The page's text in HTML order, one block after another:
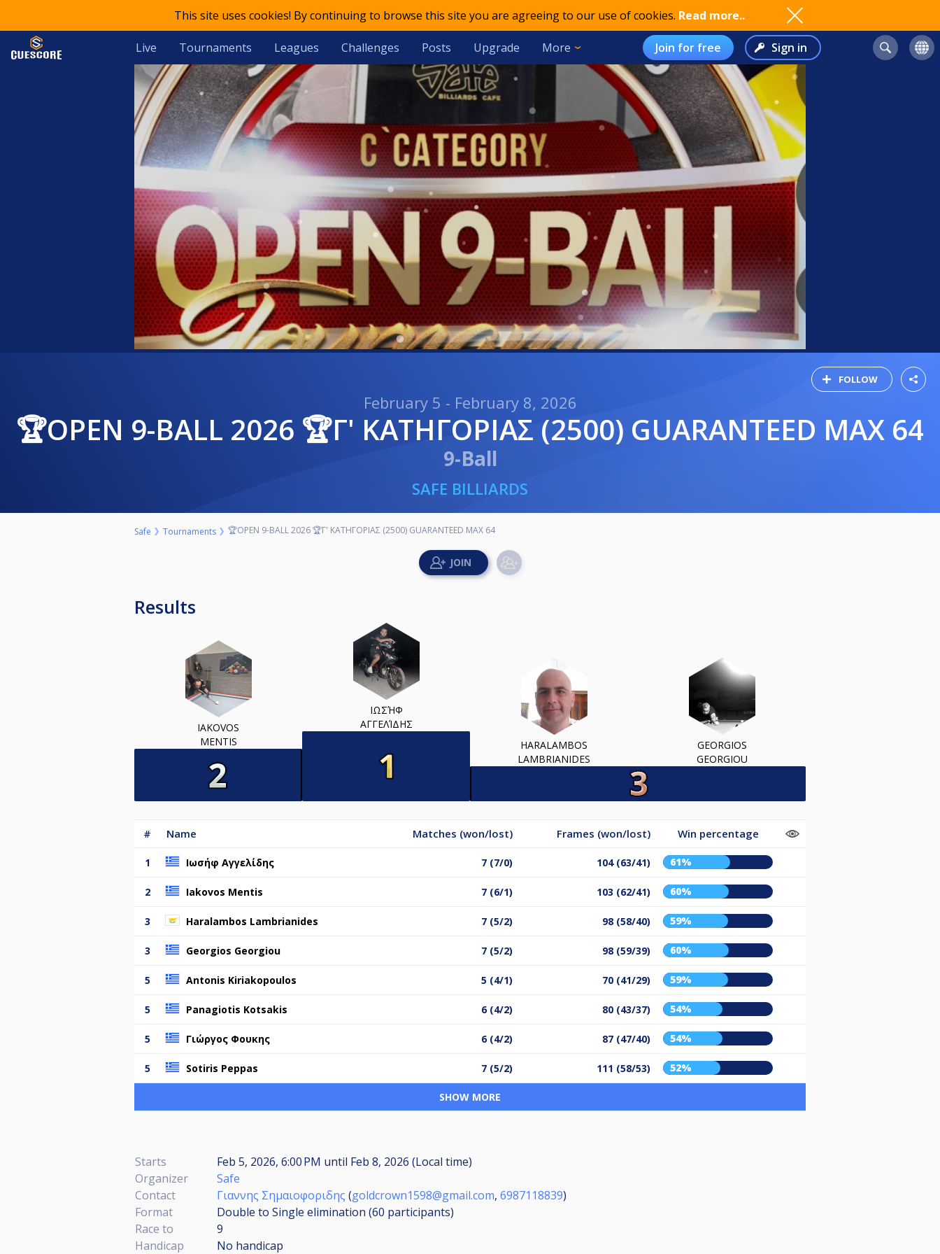
This site uses cookies! By continuing to browse this site you are agreeing to our use of cookies. Read more..
Live Tournaments Leagues Challenges Posts Upgrade More Join for free Sign in
FOLLOW
February 5 - February 8, 2026
🏆OPEN 9-BALL 2026 🏆Γ' ΚΑΤΗΓΟΡΙΑΣ (2500) GUARANTEED MAX 64
9-Ball
SAFE BILLIARDS
Safe Tournaments 🏆OPEN 9-BALL 2026 🏆Γ' ΚΑΤΗΓΟΡΙΑΣ (2500) GUARANTEED MAX 64
Results
IAKOVOS
MENTIS
ΙΩΣΉΦ
ΑΓΓΕΛΊΔΗΣ
HARALAMBOS
LAMBRIANIDES
GEORGIOS
GEORGIOU
# Name Matches (won/lost) Frames (won/lost) Win percentage
1 Ιωσήφ Αγγελίδης 7 (7/0) 104 (63/41) 61%
2 Iakovos Mentis 7 (6/1) 103 (62/41) 60%
3 Haralambos Lambrianides 7 (5/2) 98 (58/40) 59%
3 Georgios Georgiou 7 (5/2) 98 (59/39) 60%
5 Antonis Kiriakopoulos 5 (4/1) 70 (41/29) 59%
5 Panagiotis Kotsakis 6 (4/2) 80 (43/37) 54%
5 Γιώργος Φουκης 6 (4/2) 87 (47/40) 54%
5 Sotiris Peppas 7 (5/2) 111 (58/53) 52%
SHOW MORE
Starts Feb 5, 2026, 6:00 PM until Feb 8, 2026 (Local time)
Organizer
Safe
Contact
Γιαννης Σημαιοφοριδης (goldcrown1598@gmail.com, 6987118839)
Format
Double to Single elimination (60 participants)
Race to
9
Handicap
No handicap